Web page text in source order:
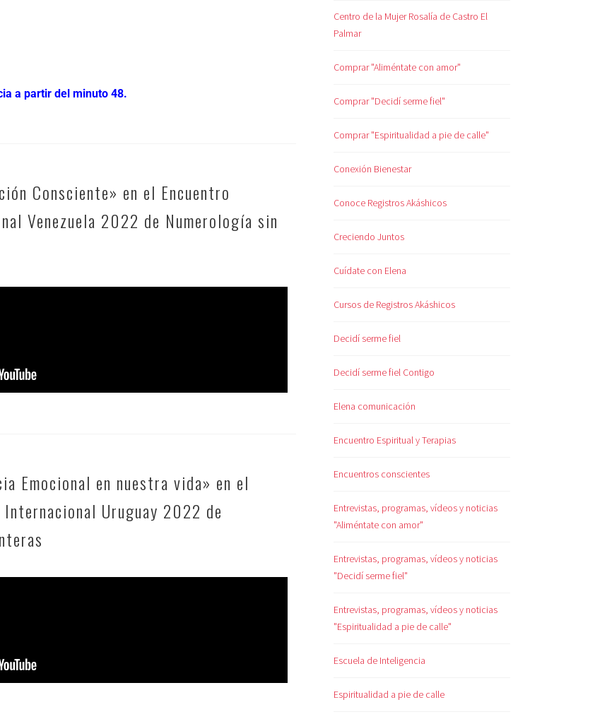
a partir del minuto 48.
Consciente» en el Encuentro
Venezuela 2022 de Numerología sin
Emocional en nuestra vida» en el
Uruguay 2022 de
Centro de la Mujer Rosalía de Castro El
Palmar
Comprar "Aliméntate con amor"
Comprar "Decidí serme fiel"
Comprar "Espiritualidad a pie de calle"
Conexión Bienestar
Conoce Registros Akáshicos
Creciendo Juntos
Cuídate con Elena
Cursos de Registros Akáshicos
Decidí serme fiel
Decidí serme fiel Contigo
Elena comunicación
Encuentro Espiritual y Terapias
Encuentros conscientes
Entrevistas, programas, vídeos y noticias
"Aliméntate con amor"
Entrevistas, programas, vídeos y noticias
"Decidí serme fiel"
Entrevistas, programas, vídeos y noticias
"Espiritualidad a pie de calle"
Escuela de Inteligencia
Espiritualidad a pie de calle